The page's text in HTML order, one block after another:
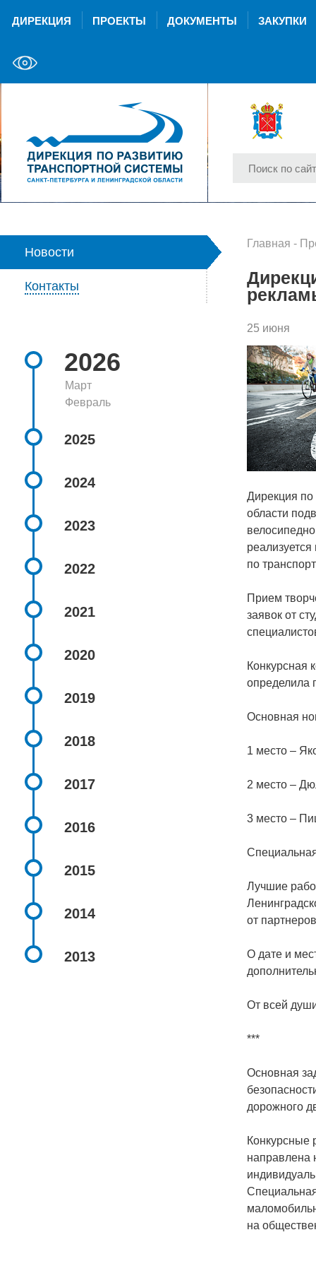
ДИРЕКЦИЯ ПРОЕКТЫ ДОКУМЕНТЫ ЗАКУПКИ
Новости
Контакты
2026
Март
Февраль
2025
2024
2023
2022
2021
2020
2019
2018
2017
2016
2015
2014
2013
Главная -
25 июня
Дирекция по
области
по
Прием
заявок от
Конкурсная
определила
Основная
1 место –
2 место –
3 место –
Лучшие
от
О дате и
От всей
***
Основная
дорожного
Конкурсные
направлена
на